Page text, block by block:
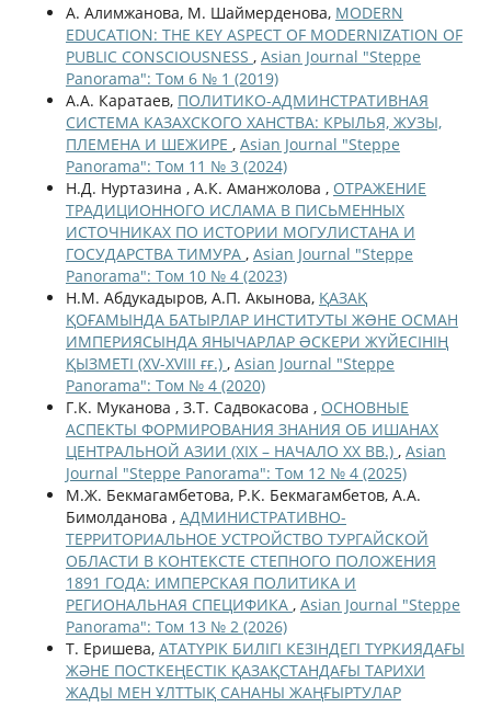
А. Алимжанова, М. Шаймерденова, MODERN
EDUCATION: THE KEY ASPECT OF MODERNIZATION OF
PUBLIC CONSCIOUSNESS , Asian Journal "Steppe
Panorama": Том 6 № 1 (2019)
А.А. Каратаев, ПОЛИТИКО-АДМИНСТРАТИВНАЯ
СИСТЕМА КАЗАХСКОГО ХАНСТВА: КРЫЛЬЯ, ЖУЗЫ,
ПЛЕМЕНА И ШЕЖИРЕ , Asian Journal "Steppe
Panorama": Том 11 № 3 (2024)
Н.Д. Нуртазина , А.К. Аманжолова , ОТРАЖЕНИЕ
ТРАДИЦИОННОГО ИСЛАМА В ПИСЬМЕННЫХ
ИСТОЧНИКАХ ПО ИСТОРИИ МОГУЛИСТАНА И
ГОСУДАРСТВА ТИМУРА , Asian Journal "Steppe
Panorama": Том 10 № 4 (2023)
Н.М. Абдукадыров, А.П. Акынова, ҚАЗАҚ
ҚОҒАМЫНДА БАТЫРЛАР ИНСТИТУТЫ ЖƏНЕ ОСМАН
ИМПЕРИЯСЫНДА ЯНЫЧАРЛАР ƏСКЕРИ ЖҮЙЕСІНІҢ
ҚЫЗМЕТІ (XV-XVIII ғғ.) , Asian Journal "Steppe
Panorama": Том № 4 (2020)
Г.К. Муканова , З.Т. Садвокасова , ОСНОВНЫЕ
АСПЕКТЫ ФОРМИРОВАНИЯ ЗНАНИЯ ОБ ИШАНАХ
ЦЕНТРАЛЬНОЙ АЗИИ (XIX – НАЧАЛО XX ВВ.) , Asian
Journal "Steppe Panorama": Том 12 № 4 (2025)
М.Ж. Бекмагамбетова, Р.К. Бекмагамбетов, А.А.
Бимолданова , АДМИНИСТРАТИВНО-
ТЕРРИТОРИАЛЬНОЕ УСТРОЙСТВО ТУРГАЙСКОЙ
ОБЛАСТИ В КОНТЕКСТЕ СТЕПНОГО ПОЛОЖЕНИЯ
1891 ГОДА: ИМПЕРСКАЯ ПОЛИТИКА И
РЕГИОНАЛЬНАЯ СПЕЦИФИКА , Asian Journal "Steppe
Panorama": Том 13 № 2 (2026)
Т. Еришева, АТАТҮРІК БИЛІГІ КЕЗІНДЕГІ ТҮРКИЯДАҒЫ
ЖӘНЕ ПОСТКЕҢЕСТІК ҚАЗАҚСТАНДАҒЫ ТАРИХИ
ЖАДЫ МЕН ҰЛТТЫҚ САНАНЫ ЖАҢҒЫРТУЛАР